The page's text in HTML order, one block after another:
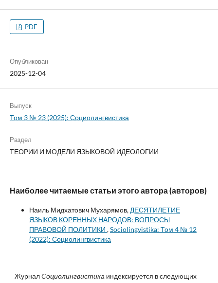
PDF
Опубликован
2025-12-04
Выпуск
Том 3 № 23 (2025): Социолингвистика
Раздел
ТЕОРИИ И МОДЕЛИ ЯЗЫКОВОЙ ИДЕОЛОГИИ
Наиболее читаемые статьи этого автора (авторов)
Наиль Мидхатович Мухарямов, ДЕСЯТИЛЕТИЕ
ЯЗЫКОВ КОРЕННЫХ НАРОДОВ: ВОПРОСЫ
ПРАВОВОЙ ПОЛИТИКИ ,Sociolingvistika: Том 4 № 12
(2022): Социолингвистика
ЖурналСоциолингвистика индексируется в следующих